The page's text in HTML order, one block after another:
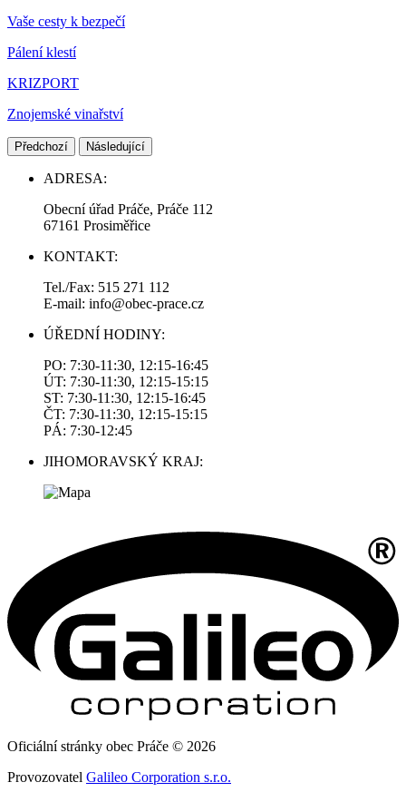
Vaše cesty k bezpečí
Pálení klestí
KRIZPORT
Znojemské vinařství
Předchozí Následující
ADRESA:
Obecní úřad Práče, Práče 112
67161 Prosiměřice
KONTAKT:
Tel./Fax: 515 271 112
E-mail: info@obec-prace.cz
ÚŘEDNÍ HODINY:
PO: 7:30-11:30, 12:15-16:45
ÚT: 7:30-11:30, 12:15-15:15
ST: 7:30-11:30, 12:15-16:45
ČT: 7:30-11:30, 12:15-15:15
PÁ: 7:30-12:45
JIHOMORAVSKÝ KRAJ:
Oficiální stránky obec Práče © 2026
Provozovatel Galileo Corporation s.r.o.